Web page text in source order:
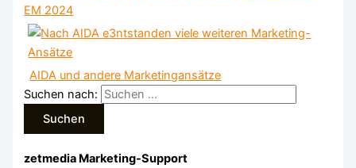
EM 2024
AIDA und andere Marketingansätze
Suchen nach:
zetmedia Marketing-Support